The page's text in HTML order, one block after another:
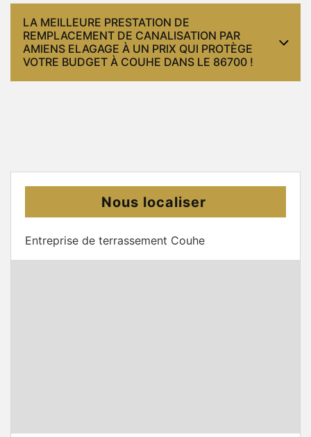
LA MEILLEURE PRESTATION DE
REMPLACEMENT DE CANALISATION PAR
AMIENS ELAGAGE À UN PRIX QUI PROTÈGE
VOTRE BUDGET À COUHE DANS LE 86700 !
Nous localiser
Entreprise de terrassement Couhe